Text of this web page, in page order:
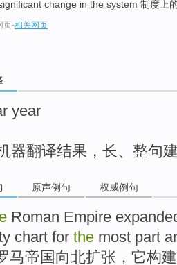
change in the system 制度上
页-相关网页
year
器翻译结果，长、整句
原声例句 权威例句
Roman Empire
chart for the most part
马帝国向北扩张 ， 它构建